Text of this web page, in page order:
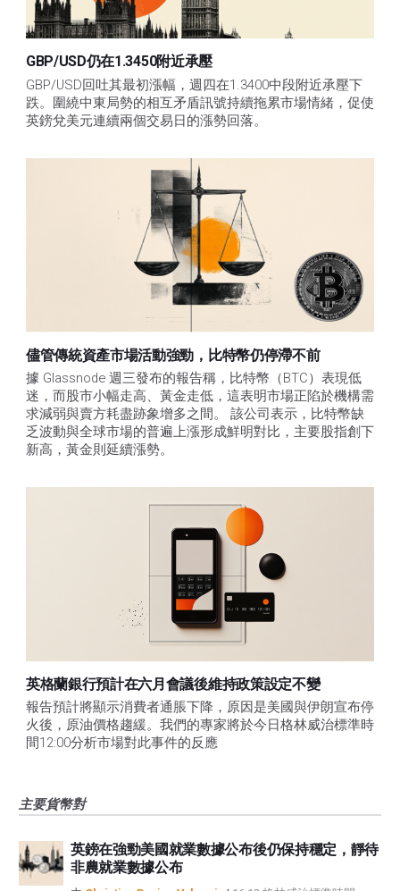
GBP/USD仍在1.3450附近承壓
GBP/USD回吐其最初漲幅，週四在1.3400中段附近承壓下
跌。圍繞中東局勢的相互矛盾訊號持續拖累市場情緒，促使
英鎊兌美元連續兩個交易日的漲勢回落。
儘管傳統資產市場活動強勁，比特幣仍停滯不前
據 Glassnode 週三發布的報告稱，比特幣（BTC）表現低
迷，而股市小幅走高、黃金走低，這表明市場正陷於機構需
求減弱與賣方耗盡跡象增多之間。 該公司表示，比特幣缺
乏波動與全球市場的普遍上漲形成鮮明對比，主要股指創下
新高，黃金則延續漲勢。
英格蘭銀行預計在六月會議後維持政策設定不變
報告預計將顯示消費者通脹下降，原因是美國與伊朗宣布停
火後，原油價格趨緩。我們的專家將於今日格林威治標準時
間12:00分析市場對此事件的反應
主要貨幣對
英鎊在強勁美國就業數據公布後仍保持穩定，靜待
非農就業數據公布